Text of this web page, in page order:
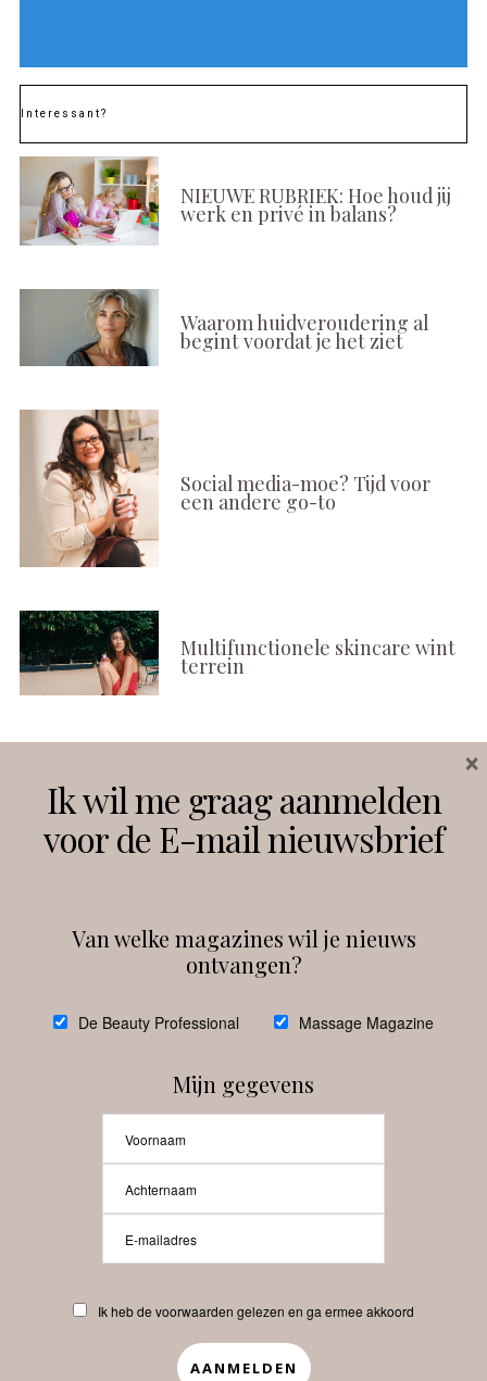
Interessant?
NIEUWE RUBRIEK: Hoe houd jij
werk en privé in balans?
Waarom huidveroudering al
begint voordat je het ziet
Social media-moe? Tijd voor
een andere go-to
Multifunctionele skincare wint
terrein
Instagram Facebook
debeautyprofessional
Beauty-Pro.nl
Abonneren Contact
APP
Ik wil me graag aanmelden
voor de E-mail nieuwsbrief
Van welke magazines wil je nieuws
ontvangen?
De Beauty Professional Massage Magazine
Mijn gegevens
Ik heb de voorwaarden gelezen en ga ermee akkoord
×